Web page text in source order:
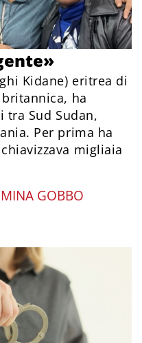
Kidane) eritrea di
ha
Sud Sudan,
Per prima ha
migliaia
GOBBO